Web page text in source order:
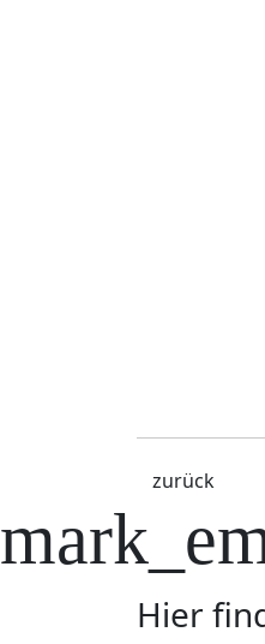
zurück
Hier